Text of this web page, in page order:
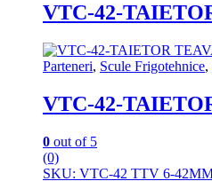
VTC-42-
Parteneri, Scule Frigotehnice,
VTC-42-
0 out of 5
(0)
SKU: VTC-42 TTV 6-